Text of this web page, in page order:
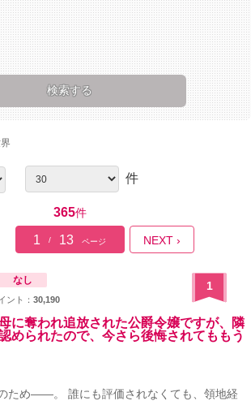
件
365件
1 / 13 ページ NEXT ›
なし
ント： 30,190
1
に奪われ追放された公爵令嬢ですが、隣
められたので、今さら後悔されてももう
ため――。 誰にも評価されなくても、領地経